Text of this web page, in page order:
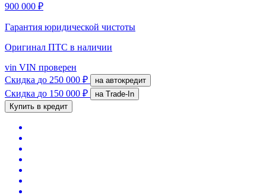
900 000 ₽
Гарантия юридической чистоты
Оригинал ПТС в наличии
vin VIN проверен
Скидка до 250 000 ₽ на автокредит
Скидка до 150 000 ₽
на Trade-In
Купить в кредит